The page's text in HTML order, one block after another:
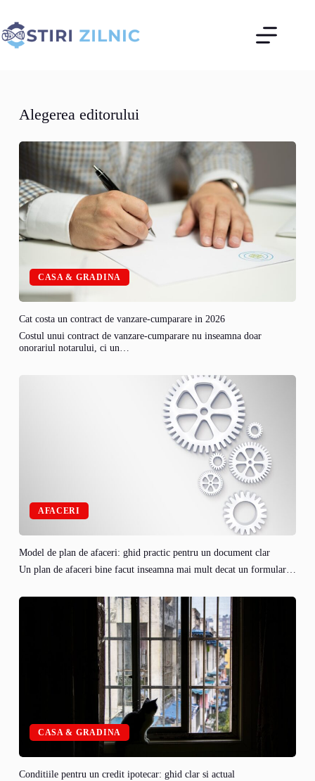
conținut
Alegerea editorului
CASA & GRADINA
Cat costa un contract de vanzare-cumparare in 2026
Costul unui contract de vanzare-cumparare nu inseamna doar
onorariul notarului, ci un…
AFACERI
Model de plan de afaceri: ghid practic pentru un document clar
Un plan de afaceri bine facut inseamna mai mult decat un formular…
CASA & GRADINA
Conditiile pentru un credit ipotecar: ghid clar si actual